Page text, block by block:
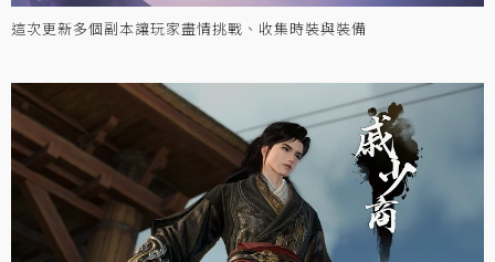
這次更新多個副本讓玩家盡情挑戰、收集時裝與裝備